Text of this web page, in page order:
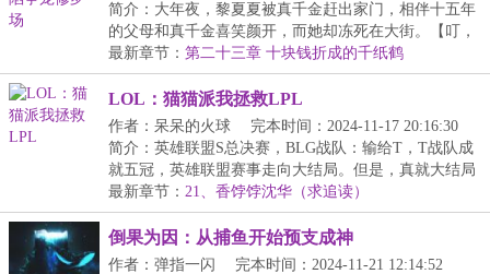
简介：大年夜，黎夏夏被真千金赶出家门，相伴十五年
的父母和真千金喜笑颜开，而她却冻死在大街。【叮，
恭...
最新章节： 第二十三章 十块钱折成的千纸鹤
LOL：猫猫派我拯救LPL
作者：呆呆的火球
完本时间：2024-11-17 20:16:30
简介：英雄联盟S总决赛，BLG战队：输给T，T战队成
就五冠，英雄联盟赛事走向大结局。但是，真就大结局
了吗...
最新章节： 21、香饽饽沈华（求追读）
倒果为因：从捕鱼开始预支成神
作者：弹指一闪
完本时间：2024-11-21 12:14:52